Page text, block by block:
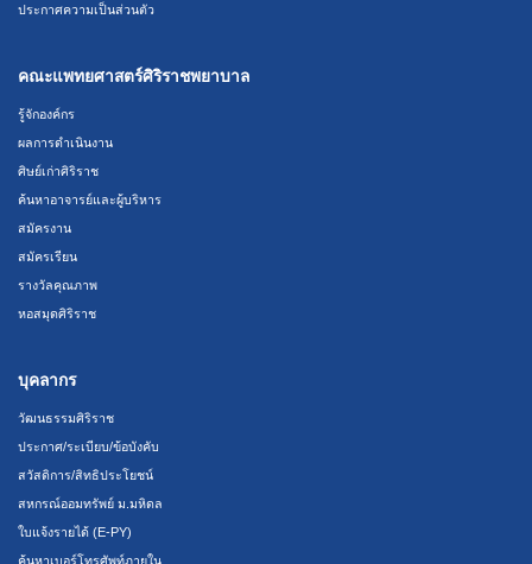
ประกาศความเป็นส่วนตัว
คณะแพทยศาสตร์ศิริราชพยาบาล
รู้จักองค์กร
ผลการดำเนินงาน
ศิษย์เก่าศิริราช
ค้นหาอาจารย์และผู้บริหาร
สมัครงาน
สมัครเรียน
รางวัลคุณภาพ
หอสมุดศิริราช
บุคลากร
วัฒนธรรมศิริราช
ประกาศ/ระเบียบ/ข้อบังคับ
สวัสดิการ/สิทธิประโยชน์
สหกรณ์ออมทรัพย์ ม.มหิดล
ใบแจ้งรายได้ (E-PY)
ค้นหาเบอร์โทรศัพท์ภายใน